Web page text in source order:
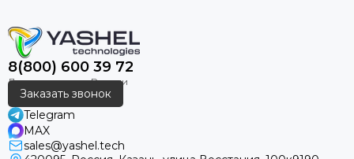
8(800) 600 39 72
Заказать звонок
Telegram
MAX
sales@yashel.tech